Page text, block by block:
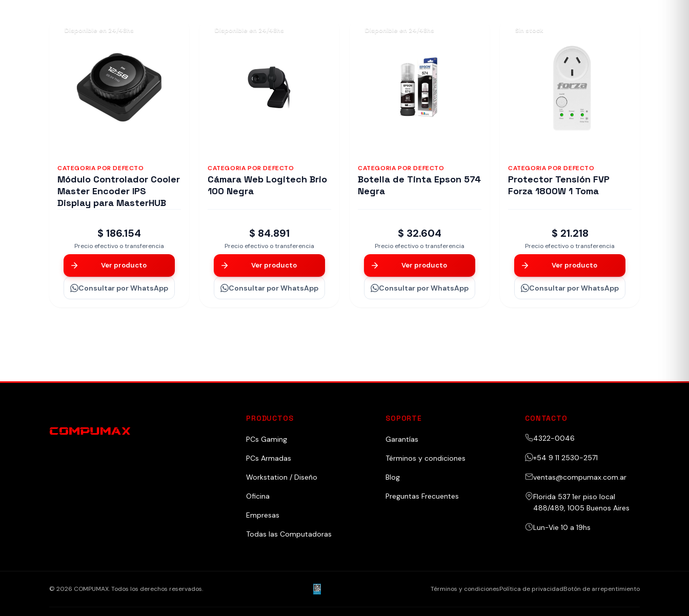
Disponible en 24/48hs
CATEGORIA POR DEFECTO
Módulo Controlador Cooler
Master Encoder IPS
Display para MasterHUB
$ 186.154
Precio efectivo o transferencia
Ver producto
Consultar por WhatsApp
Disponible en 24/48hs
CATEGORIA POR DEFECTO
Cámara Web Logitech Brio
100 Negra
$ 84.891
Precio efectivo o transferencia
Ver producto
Consultar por WhatsApp
Disponible en 24/48hs
CATEGORIA POR DEFECTO
Botella de Tinta Epson 574
Negra
$ 32.604
Precio efectivo o transferencia
Ver producto
Consultar por WhatsApp
Sin stock
CATEGORIA POR DEFECTO
Protector Tensión FVP
Forza 1800W 1 Toma
$ 21.218
Precio efectivo o transferencia
Ver producto
Consultar por WhatsApp
PRODUCTOS
PCs Gaming
PCs Armadas
Workstation / Diseño
Oficina
Empresas
Todas las Computadoras
SOPORTE
Garantías
Términos y condiciones
Blog
Preguntas Frecuentes
CONTACTO
4322-0046
+54 9 11 2530-2571
ventas@compumax.com.ar
Florida 537 1er piso local
488/489, 1005 Buenos Aires
Lun-Vie 10 a 19hs
© 2026 COMPUMAX. Todos los derechos reservados. Términos y condicionesPolítica de privacidadBotón de arrepentimiento